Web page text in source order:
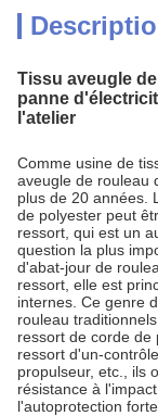
Tissu aveugle
panne
l'atelier
Comme usine de
aveugle de rouleau
plus de 20 années.
de polyester peut
ressort, qui est un
question la plus
d'abat-jour de
ressort, elle est
internes. Ce genre
rouleau
ressort de corde de
ressort d'un-
propulseur, etc., ils
résistance à
l'autoprotection forte.